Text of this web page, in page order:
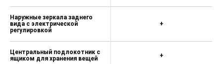
Наружные зеркала заднего
вида с электрической
регулировкой
Центральный подлокотник с
ящиком для хранения вещей
+
+